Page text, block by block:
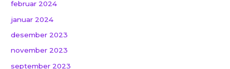
februar 2024
januar 2024
desember 2023
november 2023
september 2023